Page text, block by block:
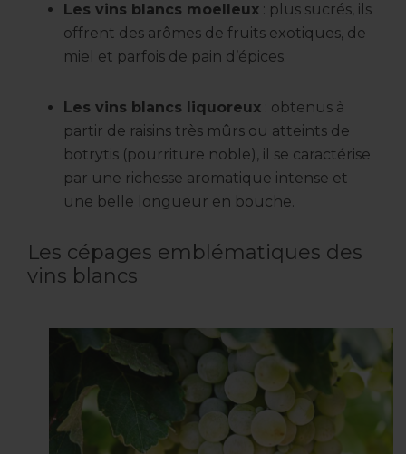
Les vins blancs moelleux : plus sucrés, ils
offrent des arômes de fruits exotiques, de
miel et parfois de pain d’épices.
Les vins blancs liquoreux : obtenus à
partir de raisins très mûrs ou atteints de
botrytis (pourriture noble), il se caractérise
par une richesse aromatique intense et
une belle longueur en bouche.
Les cépages emblématiques des
vins blancs